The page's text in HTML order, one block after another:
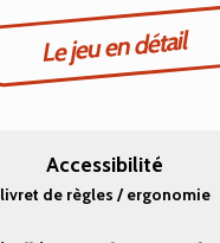
Le jeu en détail
Accessibilité
livret de règles / ergonomie